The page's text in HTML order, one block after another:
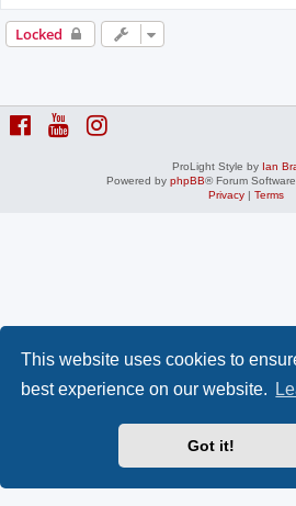
This website uses cookies to
best experience on our website.
Got it!
Locked
ProLight Style by Ian
Powered by phpBB® Forum
Privacy| Terms